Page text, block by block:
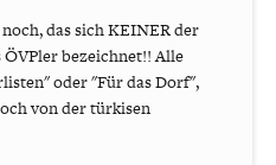
das sich KEINER der
bezeichnet!! Alle
oder "Für das Dorf",
von der türkisen